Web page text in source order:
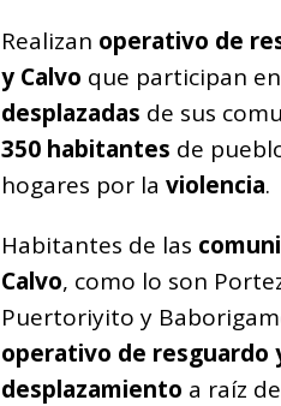
c
e
b
o
o
k
at
s
A
p
p
ss
e
n
g
e
r
ai
l
Realizan operativo de
y Calvo que participan
desplazadas de sus
350 habitantes de
hogares por la violencia.
Habitantes de las
Calvo, como lo son
Puertoriyito y
operativo de resguardo
desplazamiento a raíz